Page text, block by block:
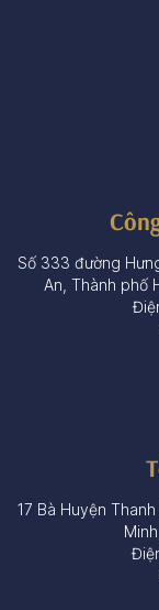
Số 333 đường
An, Thành phố
17 Bà Huyện